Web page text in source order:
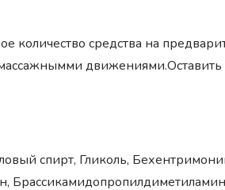
количество средства на
спирт, Гликоль,